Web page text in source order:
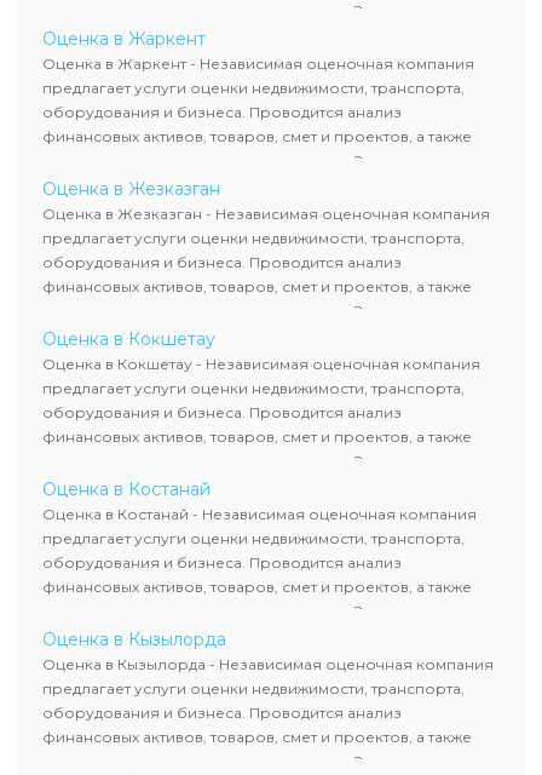
оценка животных и недропользования. Эксперты
определяют рыночную стоимость имущества и
рассчитывают ущерб. Все отчеты соответствуют
требованиям законодательства и используются для
сделок, кредитования и судебных процессов.
Оценка в Жаркент
Оценка в Жаркент - Независимая оценочная компания
предлагает услуги оценки недвижимости, транспорта,
оборудования и бизнеса. Проводится анализ
финансовых активов, товаров, смет и проектов, а также
оценка животных и недропользования. Эксперты
определяют рыночную стоимость имущества и
рассчитывают ущерб. Все отчеты соответствуют
требованиям законодательства и используются для
сделок, кредитования и судебных процессов.
Оценка в Жезказган
Оценка в Жезказган - Независимая оценочная компания
предлагает услуги оценки недвижимости, транспорта,
оборудования и бизнеса. Проводится анализ
финансовых активов, товаров, смет и проектов, а также
оценка животных и недропользования. Эксперты
определяют рыночную стоимость имущества и
рассчитывают ущерб. Все отчеты соответствуют
требованиям законодательства и используются для
сделок, кредитования и судебных процессов.
Оценка в Кокшетау
Оценка в Кокшетау - Независимая оценочная компания
предлагает услуги оценки недвижимости, транспорта,
оборудования и бизнеса. Проводится анализ
финансовых активов, товаров, смет и проектов, а также
оценка животных и недропользования. Эксперты
определяют рыночную стоимость имущества и
рассчитывают ущерб. Все отчеты соответствуют
требованиям законодательства и используются для
сделок, кредитования и судебных процессов.
Оценка в Костанай
Оценка в Костанай - Независимая оценочная компания
предлагает услуги оценки недвижимости, транспорта,
оборудования и бизнеса. Проводится анализ
финансовых активов, товаров, смет и проектов, а также
оценка животных и недропользования. Эксперты
определяют рыночную стоимость имущества и
рассчитывают ущерб. Все отчеты соответствуют
требованиям законодательства и используются для
сделок, кредитования и судебных процессов.
Оценка в Кызылорда
Оценка в Кызылорда - Независимая оценочная компания
предлагает услуги оценки недвижимости, транспорта,
оборудования и бизнеса. Проводится анализ
финансовых активов, товаров, смет и проектов, а также
оценка животных и недропользования. Эксперты